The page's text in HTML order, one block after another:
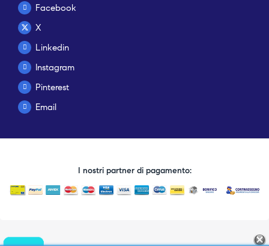
Facebook
X
Linkedin
Instagram
Pinterest
Email
I nostri partner di pagamento: